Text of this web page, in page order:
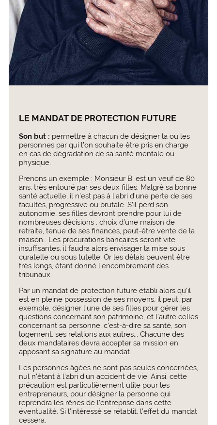
LE MANDAT DE PROTECTION FUTURE
Son but : permettre à chacun de désigner la ou les
personnes par qui l’on souhaite être pris en charge
en cas de dégradation de sa santé mentale ou
physique.
Prenons un exemple : Monsieur B. est un veuf de 80
ans, très entouré par ses deux filles. Malgré sa bonne
santé actuelle, il n’est pas à l’abri d’une perte de ses
facultés, progressive ou brutale. S’il perd son
autonomie, ses filles devront prendre pour lui de
nombreuses décisions : choix d’une maison de
retraite, tenue de ses finances, peut-être vente de la
maison… Les procurations bancaires seront vite
insuffisantes, il faudra alors envisager la mise sous
curatelle ou sous tutelle. Or les délais peuvent être
très longs, étant donné l’encombrement des
tribunaux.
Par un mandat de protection future établi alors qu’il
est en pleine possession de ses moyens, il peut, par
exemple, désigner l’une de ses filles pour gérer les
questions concernant son patrimoine, et l’autre celles
concernant sa personne, c’est-à-dire sa santé, son
logement, ses relations aux autres... Chacune des
deux mandataires devra accepter sa mission en
apposant sa signature au mandat.
Les personnes âgées ne sont pas seules concernées,
nul n’étant à l’abri d’un accident de vie. Ainsi, cette
précaution est particulièrement utile pour les
entrepreneurs, pour désigner la personne qui
reprendra les rênes de l’entreprise dans cette
éventualité. Si l’intéressé se rétablit, l’effet du mandat
cessera.